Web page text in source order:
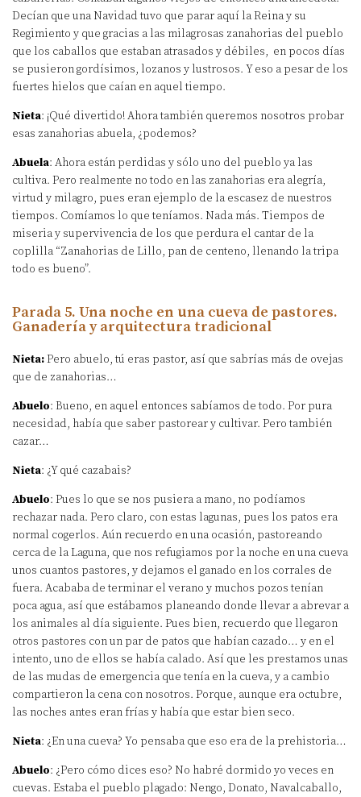
Decían que una Navidad tuvo que parar aquí la Reina y su
Regimiento y que gracias a las milagrosas zanahorias del pueblo
que los caballos que estaban atrasados y débiles, en pocos días
se pusieron gordísimos, lozanos y lustrosos. Y eso a pesar de los
fuertes hielos que caían en aquel tiempo.
Nieta: ¡Qué divertido! Ahora también queremos nosotros probar
esas zanahorias abuela, ¿podemos?
Abuela: Ahora están perdidas y sólo uno del pueblo ya las
cultiva. Pero realmente no todo en las zanahorias era alegría,
virtud y milagro, pues eran ejemplo de la escasez de nuestros
tiempos. Comíamos lo que teníamos. Nada más. Tiempos de
miseria y supervivencia de los que perdura el cantar de la
coplilla “Zanahorias de Lillo, pan de centeno, llenando la tripa
todo es bueno”.
Parada 5. Una noche en una cueva de pastores.
Ganadería y arquitectura tradicional
Nieta:Pero abuelo, tú eras pastor, así que sabrías más de ovejas
que de zanahorias…
Abuelo: Bueno, en aquel entonces sabíamos de todo. Por pura
necesidad, había que saber pastorear y cultivar. Pero también
cazar…
Nieta: ¿Y qué cazabais?
Abuelo: Pues lo que se nos pusiera a mano, no podíamos
rechazar nada. Pero claro, con estas lagunas, pues los patos era
normal cogerlos. Aún recuerdo en una ocasión, pastoreando
cerca de la Laguna, que nos refugiamos por la noche en una cueva
unos cuantos pastores, y dejamos el ganado en los corrales de
fuera. Acababa de terminar el verano y muchos pozos tenían
poca agua, así que estábamos planeando donde llevar a abrevar a
los animales al día siguiente. Pues bien, recuerdo que llegaron
otros pastores con un par de patos que habían cazado… y en el
intento, uno de ellos se había calado. Así que les prestamos unas
de las mudas de emergencia que tenía en la cueva, y a cambio
compartieron la cena con nosotros. Porque, aunque era octubre,
las noches antes eran frías y había que estar bien seco.
Nieta: ¿En una cueva? Yo pensaba que eso era de la prehistoria…
Abuelo: ¿Pero cómo dices eso? No habré dormido yo veces en
cuevas. Estaba el pueblo plagado: Nengo, Donato, Navalcaballo,